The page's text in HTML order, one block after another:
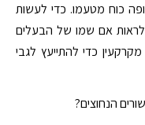
כוח מטעמו. כדי לעשות
אם שמו של הבעלים
כדי להתייעץ לגבי
הנחוצים?